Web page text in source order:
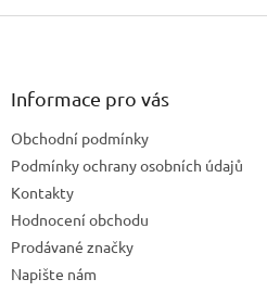
Z
Informace pro vás
Obchodní podmínky
Podmínky ochrany osobních údajů
Kontakty
Hodnocení obchodu
Prodávané značky
Napište nám